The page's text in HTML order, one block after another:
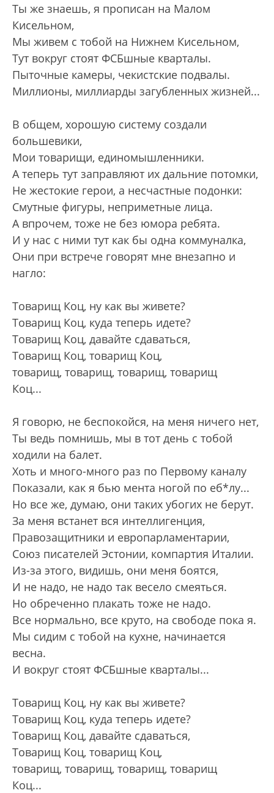
Ты же знаешь, я прописан на Малом
Кисельном,
Мы живем с тобой на Нижнем Кисельном,
Тут вокруг стоят ФСБшные кварталы.
Пыточные камеры, чекистские подвалы.
Миллионы, миллиарды загубленных жизней...
В общем, хорошую систему создали
большевики,
Мои товарищи, единомышленники.
А теперь тут заправляют их дальние потомки,
Не жестокие герои, а несчастные подонки:
Смутные фигуры, неприметные лица.
А впрочем, тоже не без юмора ребята.
И у нас с ними тут как бы одна коммуналка,
Они при встрече говорят мне внезапно и
нагло:
Товарищ Коц, ну как вы живете?
Товарищ Коц, куда теперь идете?
Товарищ Коц, давайте сдаваться,
Товарищ Коц, товарищ Коц,
товарищ, товарищ, товарищ, товарищ
Коц...
Я говорю, не беспокойся, на меня ничего нет,
Ты ведь помнишь, мы в тот день с тобой
ходили на балет.
Хоть и много-много раз по Первому каналу
Показали, как я бью мента ногой по еб*лу...
Но все же, думаю, они таких убогих не берут.
За меня встанет вся интеллигенция,
Правозащитники и европарламентарии,
Союз писателей Эстонии, компартия Италии.
Из-за этого, видишь, они меня боятся,
И не надо, не надо так весело смеяться.
Но обреченно плакать тоже не надо.
Все нормально, все круто, на свободе пока я.
Мы сидим с тобой на кухне, начинается
весна.
И вокруг стоят ФСБшные кварталы...
Товарищ Коц, ну как вы живете?
Товарищ Коц, куда теперь идете?
Товарищ Коц, давайте сдаваться,
Товарищ Коц, товарищ Коц,
товарищ, товарищ, товарищ, товарищ
Коц...